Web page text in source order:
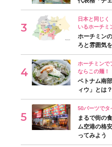
日本と同じく
いるホーチミ
ホーチミン
ろと雰囲気
ホーチミンで
ならこの麺！
ベトナム南
ィウ」とは？
50バーツでタ
まるで街の
ム空港の格
ってみよう